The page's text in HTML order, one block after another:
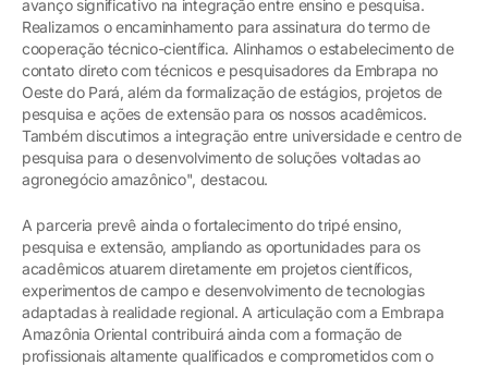
avanço significativo na integração entre ensino e pesquisa.
Realizamos o encaminhamento para assinatura do termo de
cooperação técnico-científica. Alinhamos o estabelecimento de
contato direto com técnicos e pesquisadores da Embrapa no
Oeste do Pará, além da formalização de estágios, projetos de
pesquisa e ações de extensão para os nossos acadêmicos.
Também discutimos a integração entre universidade e centro de
pesquisa para o desenvolvimento de soluções voltadas ao
agronegócio amazônico", destacou.
A parceria prevê ainda o fortalecimento do tripé ensino,
pesquisa e extensão, ampliando as oportunidades para os
acadêmicos atuarem diretamente em projetos científicos,
experimentos de campo e desenvolvimento de tecnologias
adaptadas à realidade regional. A articulação com a Embrapa
Amazônia Oriental contribuirá ainda com a formação de
profissionais altamente qualificados e comprometidos com o